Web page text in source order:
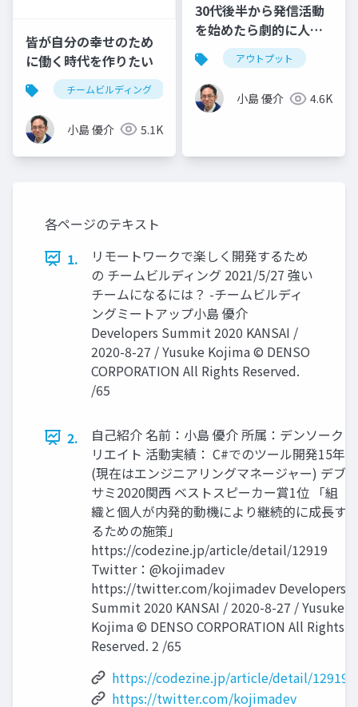
皆が自分の幸せのため
に働く時代を作りたい
チームビルディング ハピネスチームビルディング
小島 優介 5.1K
30代後半から発信活動
を始めたら劇的に人生
が変わった話
アウトプット
小島 優介 4.6K
各ページのテキスト
1.
リモートワークで楽しく開発するため
の チームビルディング 2021/5/27 強い
チームになるには？ -チームビルディ
ングミートアップ小島 優介
Developers Summit 2020 KANSAI /
2020-8-27 / Yusuke Kojima © DENSO
CORPORATION All Rights Reserved.
/65
2.
自己紹介 名前：小島 優介 所属：デンソーク
リエイト 活動実績： C#でのツール開発15年
(現在はエンジニアリングマネージャー) デブ
サミ2020関西 ベストスピーカー賞1位 「組
織と個人が内発的動機により継続的に成長す
るための施策」
https://codezine.jp/article/detail/12919
Twitter：@kojimadev
https://twitter.com/kojimadev Developers
Summit 2020 KANSAI / 2020-8-27 / Yusuke
Kojima © DENSO CORPORATION All Rights
Reserved. 2 /65
https://codezine.jp/article/detail/12919
https://twitter.com/kojimadev